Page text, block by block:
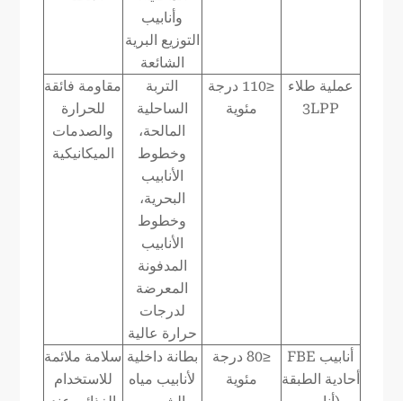
وأنابيب
التوزيع البرية
الشائعة
عملية طلاء
3LPP
≤110 درجة
مئوية
التربة
الساحلية
المالحة،
وخطوط
الأنابيب
البحرية،
وخطوط
الأنابيب
المدفونة
المعرضة
لدرجات
حرارة عالية
مقاومة فائقة
للحرارة
والصدمات
الميكانيكية
أنابيب FBE
أحادية الطبقة
≤80 درجة
مئوية
بطانة داخلية
لأنابيب مياه
سلامة ملائمة
للاستخدام